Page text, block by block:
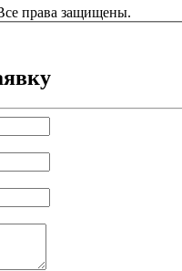
права защищены.